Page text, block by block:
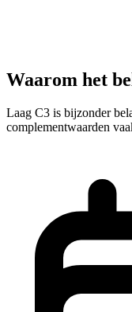
Waarom het
Laag C3 is bijzonder
complementwaarden